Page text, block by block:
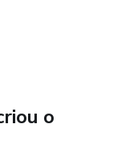
para destacar
experiência
o